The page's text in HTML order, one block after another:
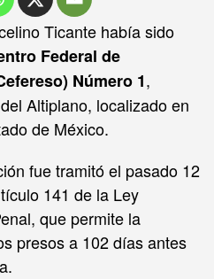
Ticante había sido
Federal de
Número 1,
Altiplano, localizado en
de México.
fue tramitó el pasado 12
141 de la Ley
que permite la
presos a 102 días antes